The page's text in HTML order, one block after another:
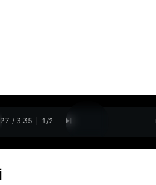
/ 3:35 1 /2